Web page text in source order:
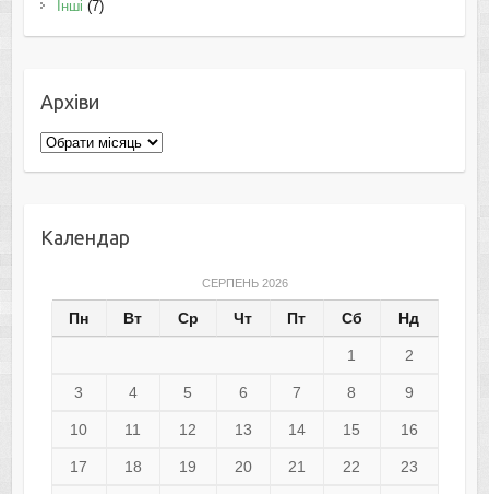
Інші (7)
Архіви
Архіви
Календар
СЕРПЕНЬ 2026
Пн Вт Ср Чт Пт Сб Нд
1 2
3 4 5 6 7 8 9
10 11 12 13 14 15 16
17 18 19 20 21 22 23